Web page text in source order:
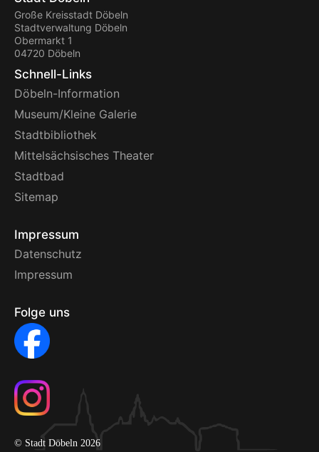
Große Kreisstadt Döbeln
Stadtverwaltung Döbeln
Obermarkt 1
04720 Döbeln
Schnell-Links
Döbeln-Information
Museum/Kleine Galerie
Stadtbibliothek
Mittelsächsisches Theater
Stadtbad
Sitemap
Impressum
Datenschutz
Impressum
Folge uns
© Stadt Döbeln 2026